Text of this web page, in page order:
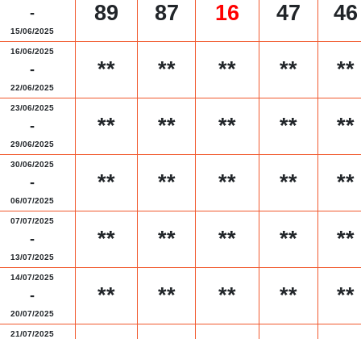
-
15/06/2025
89 87 16 47 46
16/06/2025
-
22/06/2025
** ** ** ** **
23/06/2025
-
29/06/2025
** ** ** ** **
30/06/2025
-
06/07/2025
** ** ** ** **
07/07/2025
-
13/07/2025
** ** ** ** **
14/07/2025
-
20/07/2025
** ** ** ** **
21/07/2025